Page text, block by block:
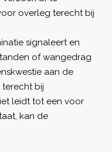
overleg terecht bij
signaleert en
of wangedrag
aan de
bij
leidt tot een voor
kan de